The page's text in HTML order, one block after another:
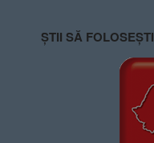
ȘTII SĂ